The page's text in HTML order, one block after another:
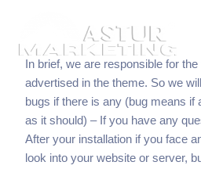
In brief, we are responsible for
advertised in the theme. So we
bugs if there is any (bug means if
as it should) – If you have any
After your installation if you face
look into your website or server,